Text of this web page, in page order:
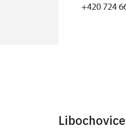
+420 724
Libochovice